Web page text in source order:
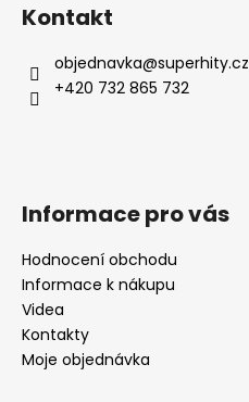
Kontakt
objednavka@superhity.cz
+420 732 865 732
Informace pro vás
Hodnocení obchodu
Informace k nákupu
Videa
Kontakty
Moje objednávka